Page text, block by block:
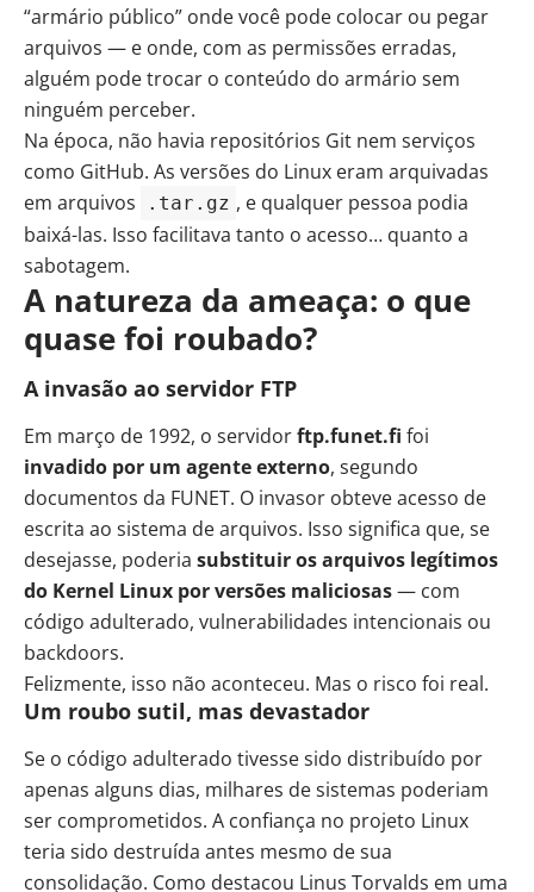
“armário público” onde você pode colocar ou pegar
arquivos — e onde, com as permissões erradas,
alguém pode trocar o conteúdo do armário sem
ninguém perceber.
Na época, não havia repositórios Git nem serviços
como GitHub. As versões do Linux eram arquivadas
em arquivos
.tar.gz , e qualquer pessoa podia
baixá-las. Isso facilitava tanto o acesso… quanto a
sabotagem.
A natureza da ameaça: o que
quase foi roubado?
A invasão ao servidor FTP
Em março de 1992, o servidorftp.funet.fi foi
invadido por um agente externo, segundo
documentos da FUNET. O invasor obteve acesso de
escrita ao sistema de arquivos. Isso significa que, se
desejasse, poderia substituir os arquivos legítimos
do Kernel Linux por versões maliciosas— com
código adulterado, vulnerabilidades intencionais ou
backdoors.
Felizmente, isso não aconteceu. Mas o risco foi real.
Um roubo sutil, mas devastador
Se o código adulterado tivesse sido distribuído por
apenas alguns dias, milhares de sistemas poderiam
ser comprometidos. A confiança no projeto Linux
teria sido destruída antes mesmo de sua
consolidação. Como destacou Linus Torvalds em uma